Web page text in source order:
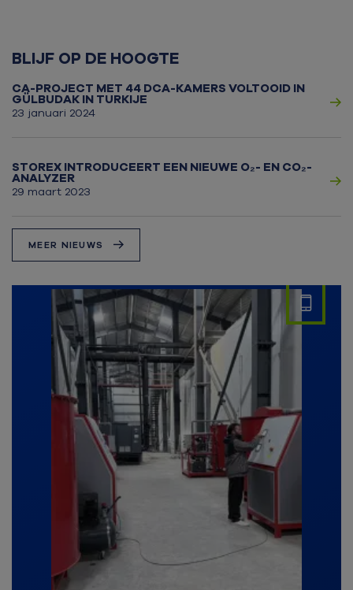
BLIJF OP DE HOOGTE
CA-PROJECT MET 44 DCA-KAMERS VOLTOOID IN
GÜLBUDAK IN TURKIJE
23 januari 2024
STOREX INTRODUCEERT EEN NIEUWE O₂- EN CO₂-
ANALYZER
29 maart 2023
MEER NIEUWS